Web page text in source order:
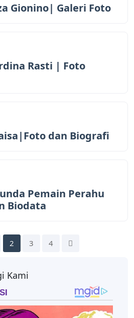
Gionino| Galeri Foto
Rasti | Foto
dan Biografi
Pemain Perahu
Biodata
2 3 4
Kami